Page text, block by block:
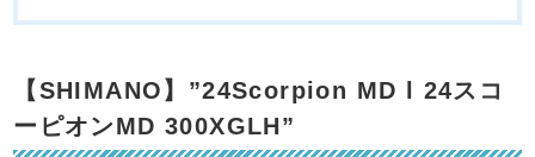
【SHIMANO】”24Scorpion MD l 24スコ
ーピオンMD 300XGLH”